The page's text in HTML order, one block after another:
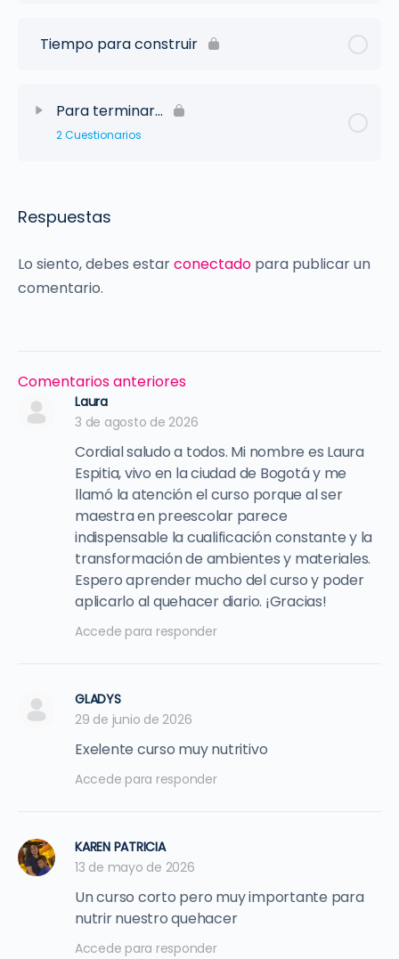
Tiempo para construir
Para terminar…
2 Cuestionarios
Respuestas
Lo siento, debes estarconectado para publicar un
comentario.
Navegación
de
comentarios
Comentarios anteriores
Laura
3 de agosto de 2026
Cordial saludo a todos. Mi nombre es Laura
Espitia, vivo en la ciudad de Bogotá y me
llamó la atención el curso porque al ser
maestra en preescolar parece
indispensable la cualificación constante y la
transformación de ambientes y materiales.
Espero aprender mucho del curso y poder
aplicarlo al quehacer diario. ¡Gracias!
Accede para responder
GLADYS
29 de junio de 2026
Exelente curso muy nutritivo
Accede para responder
KAREN PATRICIA
13 de mayo de 2026
Un curso corto pero muy importante para
nutrir nuestro quehacer
Accede para responder